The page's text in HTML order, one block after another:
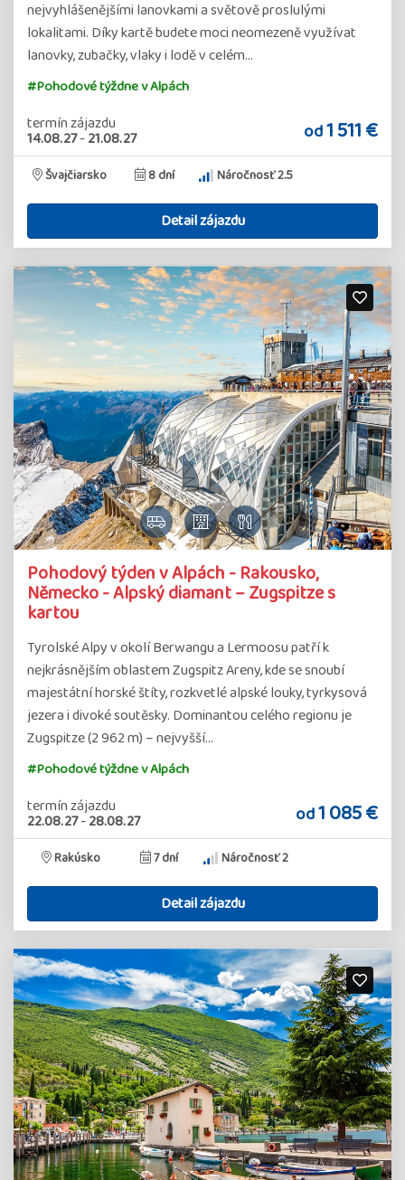
nejvyhlášenějšími lanovkami a světově proslulými
lokalitami. Díky kartě budete moci neomezeně využívat
lanovky, zubačky, vlaky i lodě v celém…
#Pohodové týždne v Alpách
termín zájazdu
14.08.27-21.08.27 od1 511 €
Švajčiarsko 8 dní Náročnosť 2.5
Detail zájazdu
Pohodový týden v Alpách - Rakousko,
Německo - Alpský diamant – Zugspitze s
kartou
Tyrolské Alpy v okolí Berwangu a Lermoosu patří k
nejkrásnějším oblastem Zugspitz Areny, kde se snoubí
majestátní horské štíty, rozkvetlé alpské louky, tyrkysová
jezera i divoké soutěsky. Dominantou celého regionu je
Zugspitze (2 962 m) – nejvyšší…
#Pohodové týždne v Alpách
termín zájazdu
22.08.27-28.08.27 od1 085 €
Rakúsko 7 dní Náročnosť 2
Detail zájazdu